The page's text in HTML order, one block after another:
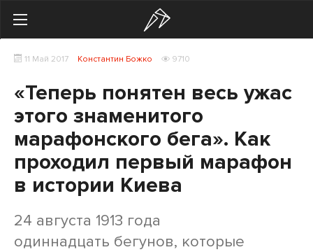
Начинающим
Тренировки
11 Май 2017 Константин Божко 9710
«Теперь понятен весь ужас
этого знаменитого
марафонского бега». Как
проходил первый марафон
в истории Киева
24 августа 1913 года
одиннадцать бегунов, которые